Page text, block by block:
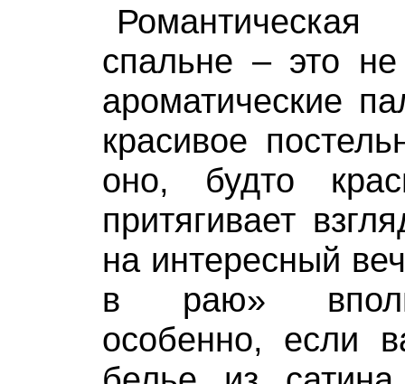
спальне – это
ароматические
красивое
оно, будто
притягивает
на интересный
в раю»
особенно, если